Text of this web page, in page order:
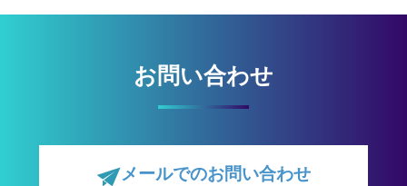
お問い合わせ
メールでのお問い合わせ